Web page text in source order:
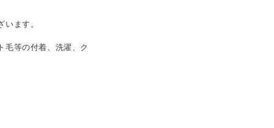
ます。
毛等の付着、洗濯、ク